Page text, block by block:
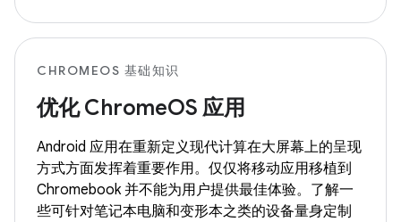
CHROMEOS 基础知识
优化 ChromeOS 应用
Android 应用在重新定义现代计算在大屏幕上的呈现
方式方面发挥着重要作用。仅仅将移动应用移植到
Chromebook 并不能为用户提供最佳体验。了解一
些可针对笔记本电脑和变形本之类的设备量身定制